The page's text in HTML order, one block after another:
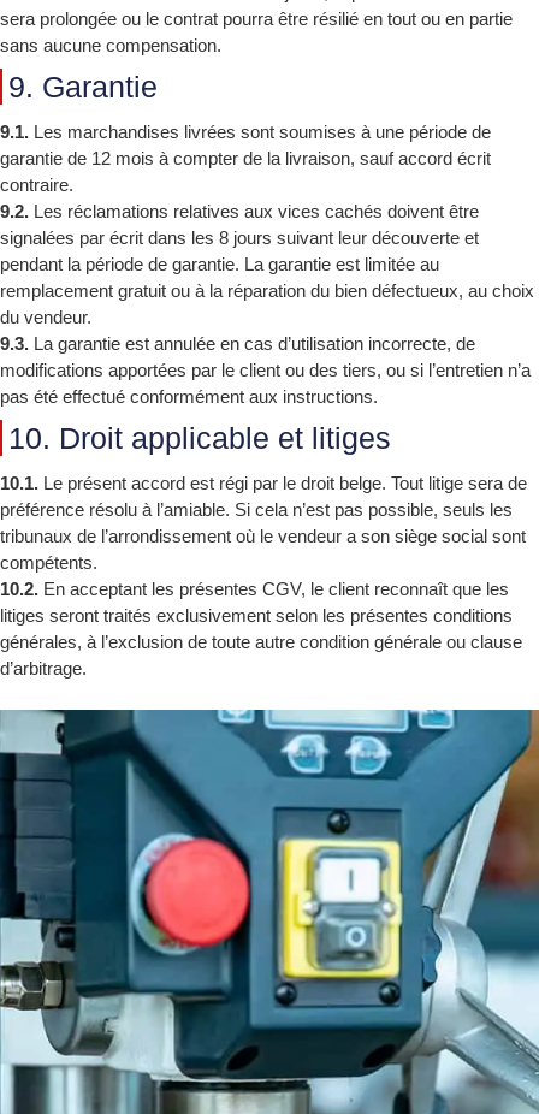
sera prolongée ou le contrat pourra être résilié en tout ou en partie
sans aucune compensation.
9. Garantie
9.1. Les marchandises livrées sont soumises à une période de
garantie de 12 mois à compter de la livraison, sauf accord écrit
contraire.
9.2. Les réclamations relatives aux vices cachés doivent être
signalées par écrit dans les 8 jours suivant leur découverte et
pendant la période de garantie. La garantie est limitée au
remplacement gratuit ou à la réparation du bien défectueux, au choix
du vendeur.
9.3. La garantie est annulée en cas d’utilisation incorrecte, de
modifications apportées par le client ou des tiers, ou si l’entretien n’a
pas été effectué conformément aux instructions.
10. Droit applicable et litiges
10.1. Le présent accord est régi par le droit belge. Tout litige sera de
préférence résolu à l’amiable. Si cela n’est pas possible, seuls les
tribunaux de l’arrondissement où le vendeur a son siège social sont
compétents.
10.2. En acceptant les présentes CGV, le client reconnaît que les
litiges seront traités exclusivement selon les présentes conditions
générales, à l’exclusion de toute autre condition générale ou clause
d’arbitrage.